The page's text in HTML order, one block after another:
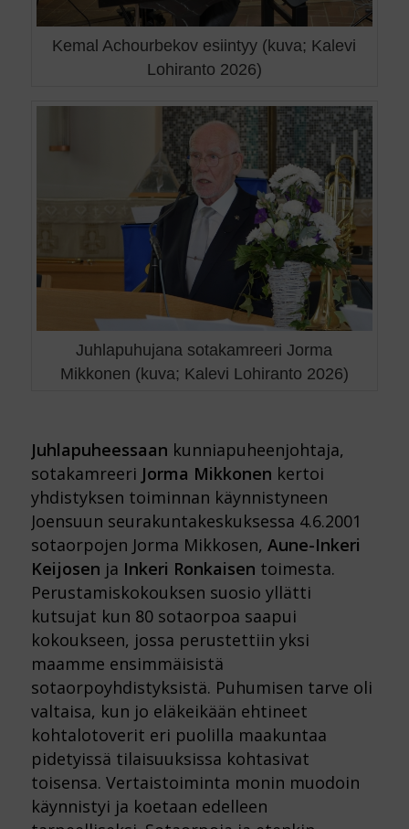
Kemal Achourbekov esiintyy (kuva; Kalevi
Lohiranto 2026)
Juhlapuhujana sotakamreeri Jorma
Mikkonen (kuva; Kalevi Lohiranto 2026)
Juhlapuheessaan kunniapuheenjohtaja,
sotakamreeri Jorma Mikkonen kertoi
yhdistyksen toiminnan käynnistyneen
Joensuun seurakuntakeskuksessa 4.6.2001
sotaorpojen Jorma Mikkosen, Aune-Inkeri
Keijosen ja Inkeri Ronkaisen toimesta.
Perustamiskokouksen suosio yllätti
kutsujat kun 80 sotaorpoa saapui
kokoukseen, jossa perustettiin yksi
maamme ensimmäisistä
sotaorpoyhdistyksistä. Puhumisen tarve oli
valtaisa, kun jo eläkeikään ehtineet
kohtalotoverit eri puolilla maakuntaa
pidetyissä tilaisuuksissa kohtasivat
toisensa. Vertaistoiminta monin muodoin
käynnistyi ja koetaan edelleen